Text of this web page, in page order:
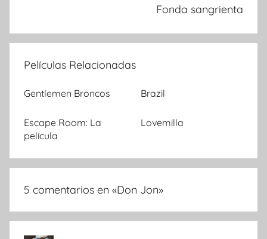
Fonda sangrienta
Películas Relacionadas
Gentlemen Broncos Brazil
Escape Room: La
película
Lovemilla
5 comentarios en «Don Jon»